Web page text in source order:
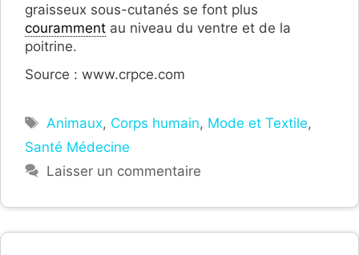
graisseux sous-cutanés se font plus
couramment au niveau du ventre et de la
poitrine.
Source : www.crpce.com
Étiquettes
Animaux, Corps humain, Mode et Textile,
Santé Médecine
Laisser un commentaire